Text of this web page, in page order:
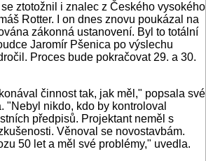
ztotožnil i znalec z Českého vysokého
Rotter. I on dnes znovu poukázal na
zákonná ustanovení. Byl to totální
Jaromír Pšenica po výslechu
Proces bude pokračovat 29. a 30.
činnost tak, jak měl," popsala své
"Nebyl nikdo, kdo by kontroloval
předpisů. Projektant neměl s
Věnoval se novostavbám.
50 let a měl své problémy," uvedla.